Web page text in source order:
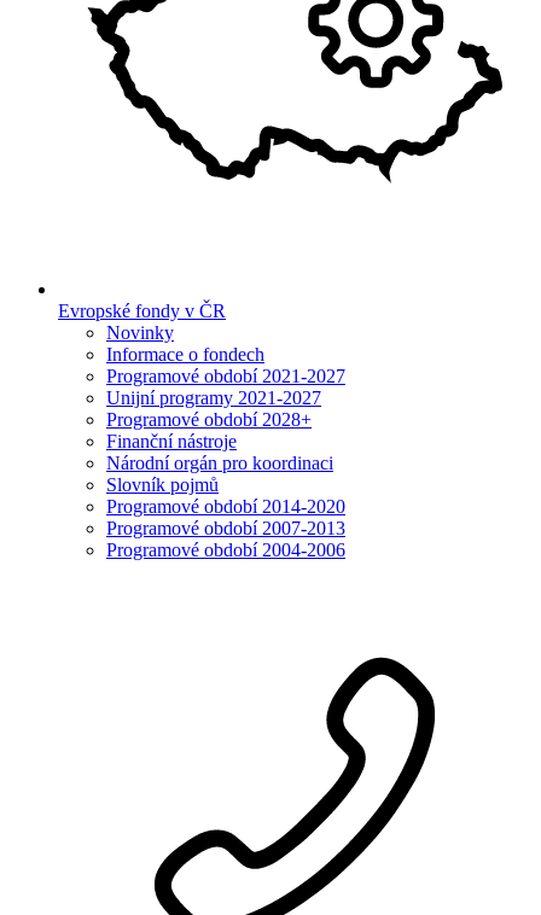
Evropské fondy v ČR
Novinky
Informace o fondech
Programové období 2021-2027
Unijní programy 2021-2027
Programové období 2028+
Finanční nástroje
Národní orgán pro koordinaci
Slovník pojmů
Programové období 2014-2020
Programové období 2007-2013
Programové období 2004-2006